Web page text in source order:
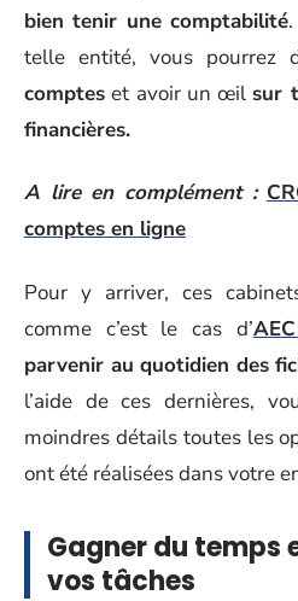
bien tenir une comptabilité
telle entité, vous pourrez
comptes et avoir un œil sur
financières.
A lire en complément :
comptes en ligne
Pour y arriver, ces
comme c’est le cas d’
parvenir au quotidien des
l’aide de ces dernières,
moindres détails toutes les
ont été réalisées dans votre
Gagner du temps
vos tâches